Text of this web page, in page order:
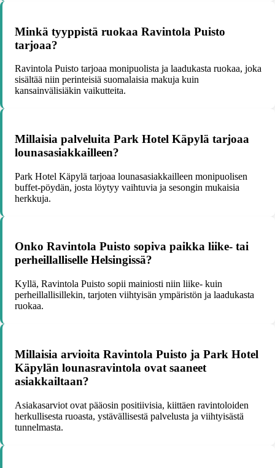
Minkä tyyppistä ruokaa Ravintola Puisto
tarjoaa?
Ravintola Puisto tarjoaa monipuolista ja laadukasta ruokaa, joka
sisältää niin perinteisiä suomalaisia makuja kuin
kansainvälisiäkin vaikutteita.
Millaisia palveluita Park Hotel Käpylä tarjoaa
lounasasiakkailleen?
Park Hotel Käpylä tarjoaa lounasasiakkailleen monipuolisen
buffet-pöydän, josta löytyy vaihtuvia ja sesongin mukaisia
herkkuja.
Onko Ravintola Puisto sopiva paikka liike- tai
perheillalliselle Helsingissä?
Kyllä, Ravintola Puisto sopii mainiosti niin liike- kuin
perheillallisillekin, tarjoten viihtyisän ympäristön ja laadukasta
ruokaa.
Millaisia arvioita Ravintola Puisto ja Park Hotel
Käpylän lounasravintola ovat saaneet
asiakkailtaan?
Asiakasarviot ovat pääosin positiivisia, kiittäen ravintoloiden
herkullisesta ruoasta, ystävällisestä palvelusta ja viihtyisästä
tunnelmasta.